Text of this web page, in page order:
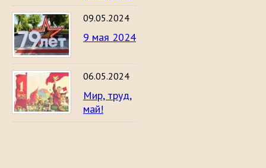
09.05.2024
9 мая 2024
06.05.2024
Мир, труд,
май!